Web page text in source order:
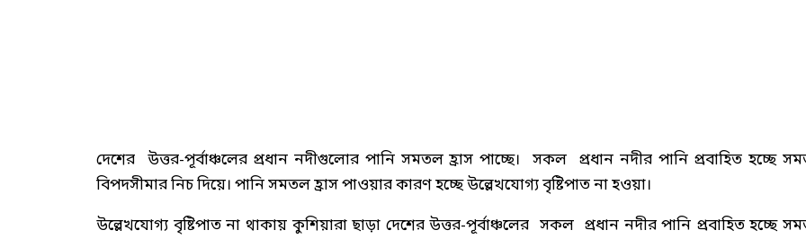
দেশের উত্তর-পূর্বাঞ্চলের প্রধান নদীগুলোর পানি সমতল হ্রাস পাচ্ছে। সকল প্রধান নদীর পানি প্রবাহিত হচ্ছে
বিপদসীমার নিচ দিয়ে। পানি সমতল হ্রাস পাওয়ার কারণ হচ্ছে উল্লেখযোগ্য বৃষ্টিপাত না হওয়া।
উল্লেখযোগ্য বৃষ্টিপাত না থাকায় কুশিয়ারা ছাড়া দেশের উত্তর-পূর্বাঞ্চলের সকল প্রধান নদীর পানি প্রবাহিত হচ্ছে